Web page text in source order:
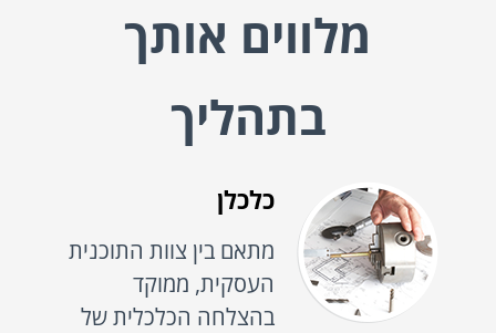
מלווים אותך
בתהליך
כלכלן
מתאם בין צוות התוכנית
העסקית, ממוקד
בהצלחה הכלכלית של